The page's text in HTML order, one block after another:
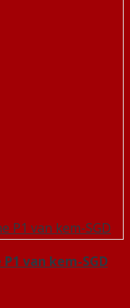
van kem-SGD